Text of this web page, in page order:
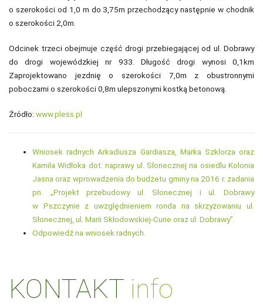
o szerokości od 1,0 m do 3,75m przechodzący następnie w chodnik
o szerokości 2,0m.
Odcinek trzeci obejmuje część drogi przebiegającej od ul. Dobrawy
do drogi wojewódzkiej nr 933. Długość drogi wynosi 0,1km
Zaprojektowano jezdnię o szerokości 7,0m z obustronnymi
poboczami o szerokości 0,8m ulepszonymi kostką betonową.
Źródło: www.pless.pl
Wniosek radnych Arkadiusza Gardiasza, Marka Szklorza oraz
Kamila Widłoka dot. naprawy ul. Słonecznej na osiedlu Kolonia
Jasna oraz wprowadzenia do budżetu gminy na 2016 r. zadania
pn. „Projekt przebudowy ul. Słonecznej i ul. Dobrawy
w Pszczynie z uwzględnieniem ronda na skrzyżowaniu ul.
Słonecznej, ul. Marii Skłodowskiej-Curie oraz ul. Dobrawy”.
Odpowiedź na wniosek radnych.
KONTAKT info